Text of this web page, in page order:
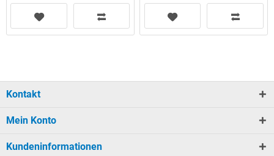
Kontakt
Mein Konto
Kundeninformationen